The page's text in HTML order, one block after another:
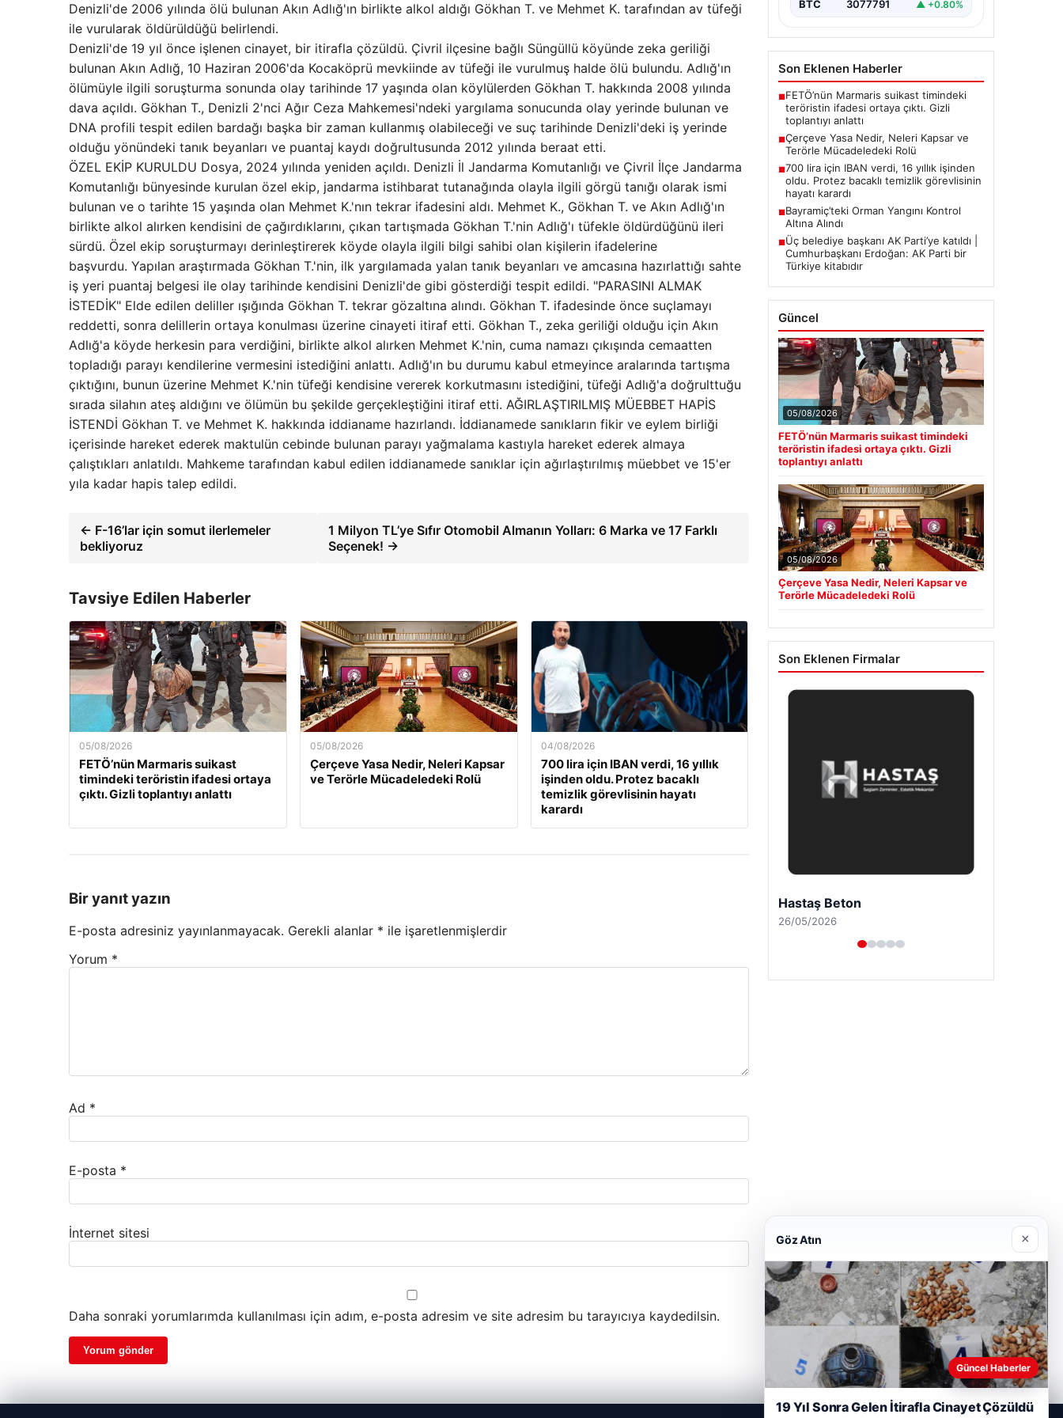
Denizli'de 2006 yılında ölü bulunan Akın Adlığ'ın birlikte alkol aldığı Gökhan T. ve Mehmet K. tarafından av tüfeği
ile vurularak öldürüldüğü belirlendi.
Denizli'de 19 yıl önce işlenen cinayet, bir itirafla çözüldü. Çivril ilçesine bağlı Süngüllü köyünde zeka geriliği
bulunan Akın Adlığ, 10 Haziran 2006'da Kocaköprü mevkiinde av tüfeği ile vurulmuş halde ölü bulundu. Adlığ'ın
ölümüyle ilgili soruşturma sonunda olay tarihinde 17 yaşında olan köylülerden Gökhan T. hakkında 2008 yılında
dava açıldı. Gökhan T., Denizli 2'nci Ağır Ceza Mahkemesi'ndeki yargılama sonucunda olay yerinde bulunan ve
DNA profili tespit edilen bardağı başka bir zaman kullanmış olabileceği ve suç tarihinde Denizli'deki iş yerinde
olduğu yönündeki tanık beyanları ve puantaj kaydı doğrultusunda 2012 yılında beraat etti.
ÖZEL EKİP KURULDU Dosya, 2024 yılında yeniden açıldı. Denizli İl Jandarma Komutanlığı ve Çivril İlçe Jandarma
Komutanlığı bünyesinde kurulan özel ekip, jandarma istihbarat tutanağında olayla ilgili görgü tanığı olarak ismi
bulunan ve o tarihte 15 yaşında olan Mehmet K.'nın tekrar ifadesini aldı. Mehmet K., Gökhan T. ve Akın Adlığ'ın
birlikte alkol alırken kendisini de çağırdıklarını, çıkan tartışmada Gökhan T.'nin Adlığ'ı tüfekle öldürdüğünü ileri
sürdü. Özel ekip soruşturmayı derinleştirerek köyde olayla ilgili bilgi sahibi olan kişilerin ifadelerine
başvurdu. Yapılan araştırmada Gökhan T.'nin, ilk yargılamada yalan tanık beyanları ve amcasına hazırlattığı sahte
iş yeri puantaj belgesi ile olay tarihinde kendisini Denizli'de gibi gösterdiği tespit edildi. "PARASINI ALMAK
İSTEDİK" Elde edilen deliller ışığında Gökhan T. tekrar gözaltına alındı. Gökhan T. ifadesinde önce suçlamayı
reddetti, sonra delillerin ortaya konulması üzerine cinayeti itiraf etti. Gökhan T., zeka geriliği olduğu için Akın
Adlığ'a köyde herkesin para verdiğini, birlikte alkol alırken Mehmet K.'nin, cuma namazı çıkışında cemaatten
topladığı parayı kendilerine vermesini istediğini anlattı. Adlığ'ın bu durumu kabul etmeyince aralarında tartışma
çıktığını, bunun üzerine Mehmet K.'nin tüfeği kendisine vererek korkutmasını istediğini, tüfeği Adlığ'a doğrulttuğu
sırada silahın ateş aldığını ve ölümün bu şekilde gerçekleştiğini itiraf etti. AĞIRLAŞTIRILMIŞ MÜEBBET HAPİS
İSTENDİ Gökhan T. ve Mehmet K. hakkında iddianame hazırlandı. İddianamede sanıkların fikir ve eylem birliği
içerisinde hareket ederek maktulün cebinde bulunan parayı yağmalama kastıyla hareket ederek almaya
çalıştıkları anlatıldı. Mahkeme tarafından kabul edilen iddianamede sanıklar için ağırlaştırılmış müebbet ve 15'er
yıla kadar hapis talep edildi.
← F-16’lar için somut ilerlemeler
bekliyoruz
1 Milyon TL’ye Sıfır Otomobil Almanın Yolları: 6 Marka ve 17 Farklı
Seçenek! →
Tavsiye Edilen Haberler
05/08/2026
FETÖ’nün Marmaris suikast
timindeki teröristin ifadesi ortaya
çıktı. Gizli toplantıyı anlattı
05/08/2026
Çerçeve Yasa Nedir, Neleri Kapsar
ve Terörle Mücadeledeki Rolü
04/08/2026
700 lira için IBAN verdi, 16 yıllık
işinden oldu. Protez bacaklı
temizlik görevlisinin hayatı
karardı
Bir yanıt yazın
E-posta adresiniz yayınlanmayacak. Gerekli alanlar * ile işaretlenmişlerdir
Yorum *
Ad *
E-posta *
İnternet sitesi
Daha sonraki yorumlarımda kullanılması için adım, e-posta adresim ve site adresim bu tarayıcıya kaydedilsin.
BTC 3077791 ▲ +0.80%
Son Eklenen Haberler
■FETÖ’nün Marmaris suikast timindeki
teröristin ifadesi ortaya çıktı. Gizli
toplantıyı anlattı
■Çerçeve Yasa Nedir, Neleri Kapsar ve
Terörle Mücadeledeki Rolü
■700 lira için IBAN verdi, 16 yıllık işinden
oldu. Protez bacaklı temizlik görevlisinin
hayatı karardı
■Bayramiç’teki Orman Yangını Kontrol
Altına Alındı
■Üç belediye başkanı AK Parti’ye katıldı |
Cumhurbaşkanı Erdoğan: AK Parti bir
Türkiye kitabıdır
Güncel
05/08/2026
FETÖ’nün Marmaris suikast timindeki
teröristin ifadesi ortaya çıktı. Gizli
toplantıyı anlattı
05/08/2026
Çerçeve Yasa Nedir, Neleri Kapsar ve
Terörle Mücadeledeki Rolü
Son Eklenen Firmalar
Enes Kaplan Avukatlık Bürosu
28/04/2026
Göz Atın ×
Güncel Haberler
19 Yıl Sonra Gelen İtirafla Cinayet Çözüldü